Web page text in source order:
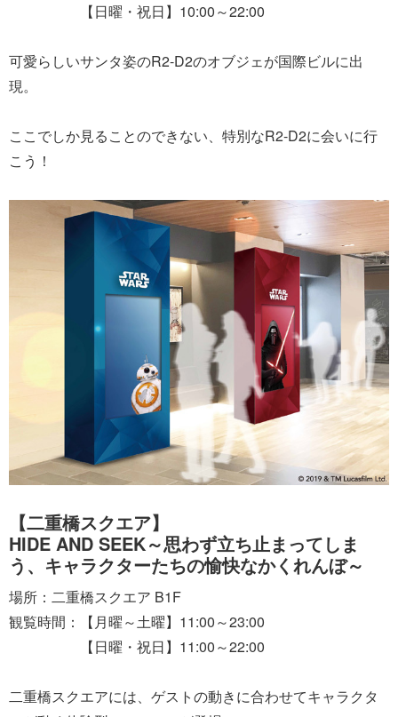
【日曜・祝日】10:00～22:00
可愛らしいサンタ姿のR2-D2のオブジェが国際ビルに出
現。
ここでしか見ることのできない、特別なR2-D2に会いに行
こう！
【二重橋スクエア】
HIDE AND SEEK～思わず立ち止まってしま
う、キャラクターたちの愉快なかくれんぼ～
場所：二重橋スクエア B1F
観覧時間：【月曜～土曜】11:00～23:00
【日曜・祝日】11:00～22:00
二重橋スクエアには、ゲストの動きに合わせてキャラクタ